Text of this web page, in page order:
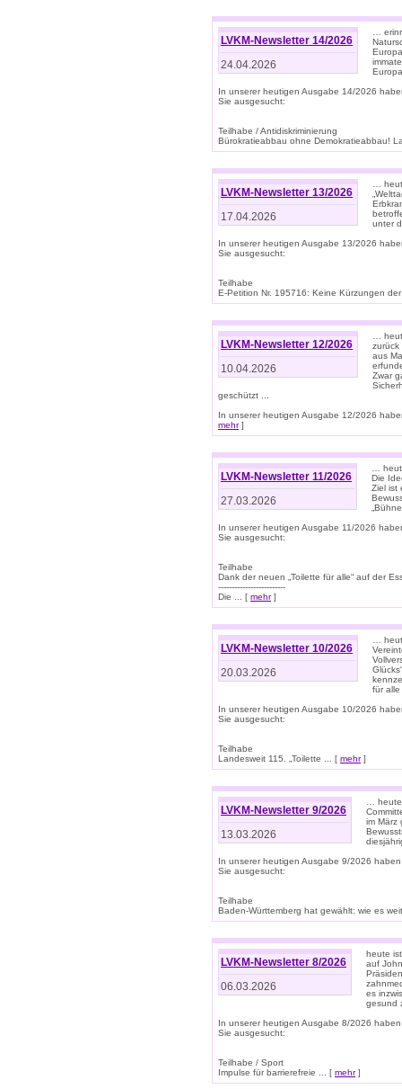
LVKM-Newsletter 14/2026
24.04.2026
…
In unserer heutigen Ausgabe 14/2026
Sie ausgesucht:
Teilhabe / Antidiskriminierung
Bürokratieabbau ohne Demokratieabbau!
LVKM-Newsletter 13/2026
17.04.2026
…
unter
In unserer heutigen Ausgabe 13/2026
Sie ausgesucht:
Teilhabe
E-Petition Nr. 195716: Keine Kürzungen
LVKM-Newsletter 12/2026
10.04.2026
…
zurück
aus
Zwar
geschützt ...
In unserer heutigen Ausgabe 12/2026
mehr]
LVKM-Newsletter 11/2026
27.03.2026
…
Die
Ziel ist
In unserer heutigen Ausgabe 11/2026
Sie ausgesucht:
Teilhabe
Dank der neuen „Toilette für alle“ auf der
-------------------------
Die ... [ mehr]
LVKM-Newsletter 10/2026
20.03.2026
…
für
In unserer heutigen Ausgabe 10/2026
Sie ausgesucht:
Teilhabe
Landesweit 115. „Toilette ... [ mehr]
LVKM-Newsletter 9/2026
13.03.2026
…
im März
In unserer heutigen Ausgabe 9/2026
Sie ausgesucht:
Teilhabe
Baden-Württemberg hat gewählt: wie es
LVKM-Newsletter 8/2026
06.03.2026
heute
auf
es
gesund
In unserer heutigen Ausgabe 8/2026
Sie ausgesucht:
Teilhabe / Sport
Impulse für barrierefreie ... [ mehr]